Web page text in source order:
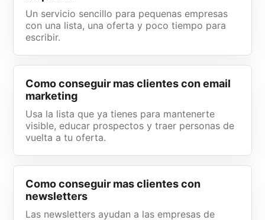
Un servicio sencillo para pequenas empresas
con una lista, una oferta y poco tiempo para
escribir.
Como conseguir mas clientes con email
marketing
Usa la lista que ya tienes para mantenerte
visible, educar prospectos y traer personas de
vuelta a tu oferta.
Como conseguir mas clientes con
newsletters
Las newsletters ayudan a las empresas de